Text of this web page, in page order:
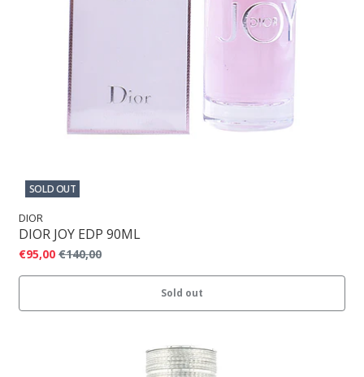
SOLD OUT
DIOR
DIOR JOY EDP 90ML
€95,00 €140,00
Sold out